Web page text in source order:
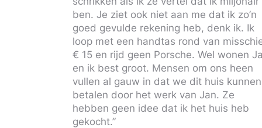
ben. Je ziet ook niet aan me dat ik zo’n
goed gevulde rekening heb, denk ik. Ik
loop met een handtas rond van
€ 15 en rijd geen Porsche. Wel wonen
en ik best groot. Mensen om ons heen
vullen al gauw in dat we dit huis kunnen
betalen door het werk van Jan. Ze
hebben geen idee dat ik het huis heb
gekocht.”